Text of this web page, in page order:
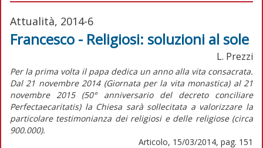
Attualità, 2014-6
Francesco - Religiosi: soluzioni al sole
L. Prezzi
Per la prima volta il papa dedica un anno alla vita consacrata.
Dal 21 novembre 2014 (Giornata per la vita monastica) al 21
novembre 2015 (50° anniversario del decreto conciliare
Perfectaecaritatis) la Chiesa sarà sollecitata a valorizzare la
particolare testimonianza dei religiosi e delle religiose (circa
900.000).
Articolo, 15/03/2014, pag. 151